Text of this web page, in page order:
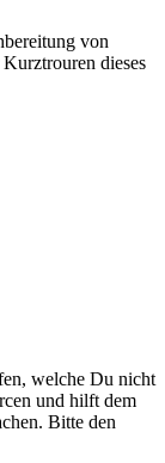
von
dieses
welche Du nicht
und hilft dem
Bitte den